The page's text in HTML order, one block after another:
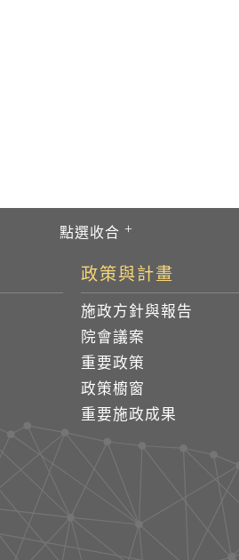
政策與計畫
施政方針與報告
院會議案
重要政策
政策櫥窗
重要施政成果